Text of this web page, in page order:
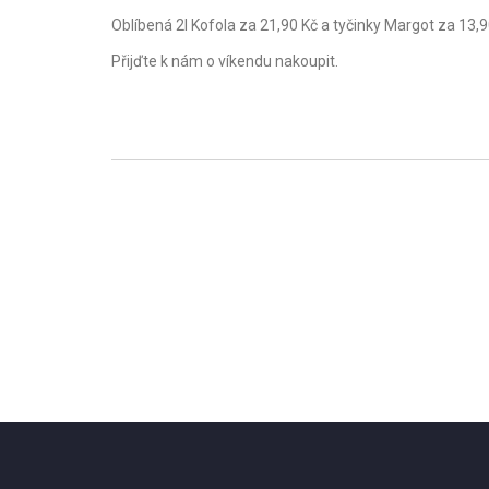
Oblíbená 2l Kofola za 21,90 Kč a tyčinky Margot za
Přijďte k nám o víkendu nakoupit.